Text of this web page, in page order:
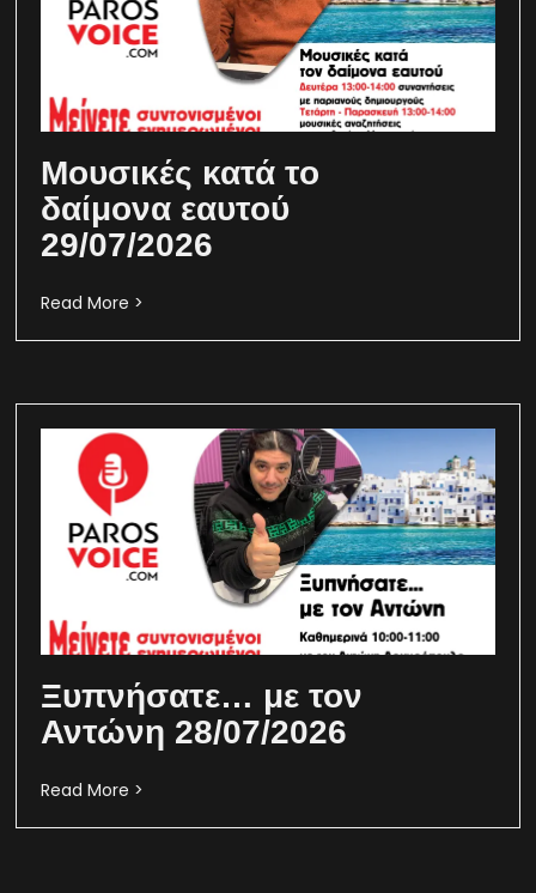
Μουσικές κατά το
δαίμονα εαυτού
29/07/2026
Read More >
Ξυπνήσατε… με τον
Αντώνη 28/07/2026
Read More >